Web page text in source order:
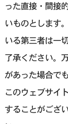
った直接・間接
いものとします
いる第三者は一
了承ください。
があった場合で
このウェブサイ
することがござ